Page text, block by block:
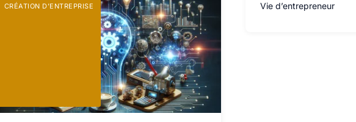
CRÉATION D’ENTREPRISE Vie d’entrepreneur